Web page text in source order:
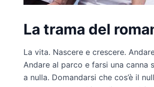
La trama del
La vita. Nascere e crescere.
Andare al parco e farsi una canna
a nulla. Domandarsi che cos’è il